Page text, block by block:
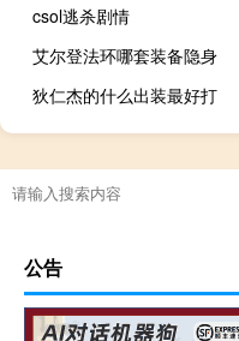
csol逃杀剧情
艾尔登法环哪套装备隐身
狄仁杰的什么出装最好打
公告